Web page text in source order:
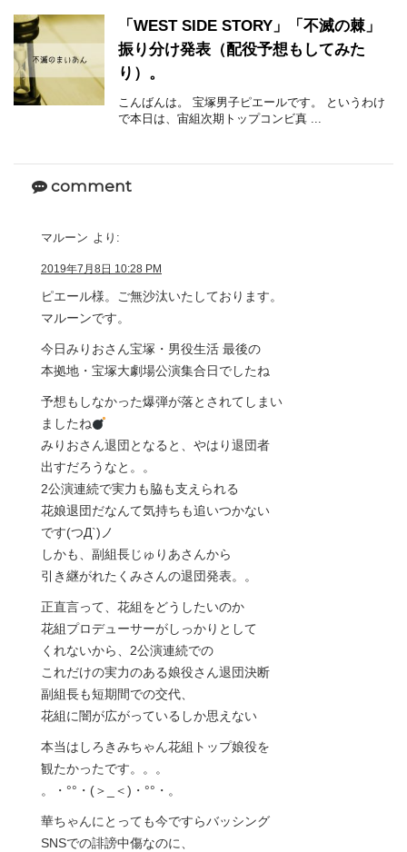
「WEST SIDE STORY」「不滅の棘」
振り分け発表（配役予想もしてみた
り）。
こんばんは。 宝塚男子ピエールです。 というわけ
で本日は、宙組次期トップコンビ真 ...
comment
マルーン より:
2019年7月8日 10:28 PM
ピエール様。ご無沙汰いたしております。
マルーンです。
今日みりおさん宝塚・男役生活 最後の
本拠地・宝塚大劇場公演集合日でしたね
予想もしなかった爆弾が落とされてしまい
ましたね
みりおさん退団となると、やはり退団者
出すだろうなと。。
2公演連続で実力も脇も支えられる
花娘退団だなんて気持ちも追いつかない
です(つД`)ノ
しかも、副組長じゅりあさんから
引き継がれたくみさんの退団発表。。
正直言って、花組をどうしたいのか
花組プロデューサーがしっかりとして
くれないから、2公演連続での
これだけの実力のある娘役さん退団決断
副組長も短期間での交代、
花組に闇が広がっているしか思えない
本当はしろきみちゃん花組トップ娘役を
観たかったです。。。
。・°°・(＞_＜)・°°・。
華ちゃんにとっても今ですらバッシング
SNSでの誹謗中傷なのに、